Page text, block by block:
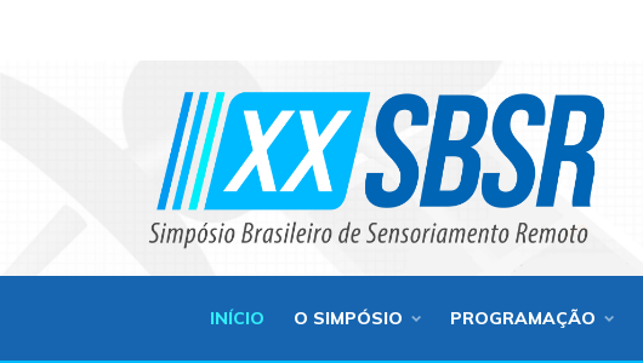
INÍCIO O SIMPÓSIO PROGRAMAÇÃO